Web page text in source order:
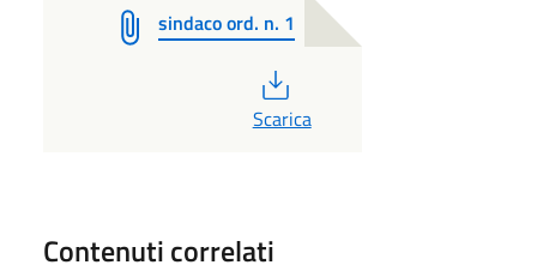
sindaco ord. n. 1
PDF
Scarica
Contenuti correlati